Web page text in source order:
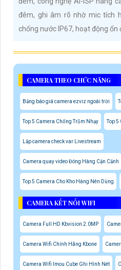
đêm, ghi âm rõ nhờ mic tích
chống nước IP67, hoạt động ổn
CAMERA THEO CHỨC NĂNG
Bảng báo giá camera ezviz ngoài trời
Top 5 Camera Chống Trộm Nhạy Top 5
Lắp camera check var Livestream
Camera quay video Đóng Hàng Cận Cảnh
Top 5 Camera Cho Kho Hàng Nên Dùng
CAMERA KẾT NỐI WIFI
Camera Full HD Kbvision 2.0MP
Camera Wifi Chính Hãng Kbone
Camera Wifi Imou Cube Ghi Hình Nét